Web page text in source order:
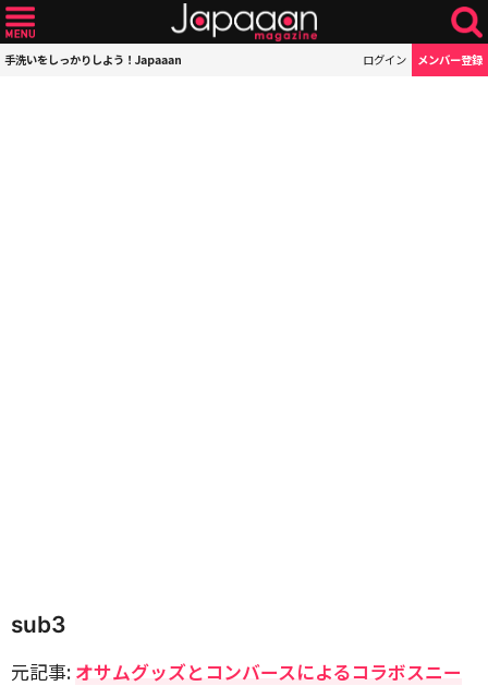
手洗いをしっかりしよう！Japaaan ログイン メンバー登録
sub3
元記事: オサムグッズとコンバースによるコラボスニー